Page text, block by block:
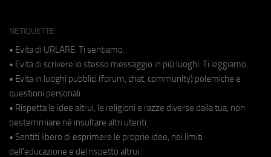
NETIQUETTE
• Evita di URLARE. Ti sentiamo.
• Evita di scrivere lo stesso messaggio in più luoghi. Ti leggiamo.
• Evita in luoghi pubblici (forum, chat, community) polemiche e
questioni personali.
• Rispetta le idee altrui, le religioni e razze diverse dalla tua, non
bestemmiare né insultare altri utenti.
• Sentiti libero di esprimere le proprie idee, nei limiti
dell'educazione e del rispetto altrui.